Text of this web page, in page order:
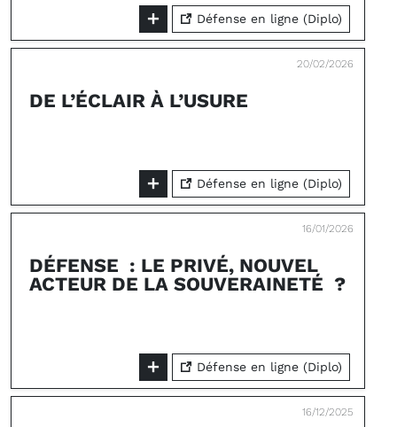
Défense en ligne (Diplo)
20/02/2026
DE L’ÉCLAIR À L’USURE
Défense en ligne (Diplo)
16/01/2026
DÉFENSE : LE PRIVÉ, NOUVEL
ACTEUR DE LA SOUVERAINETÉ ?
Défense en ligne (Diplo)
16/12/2025